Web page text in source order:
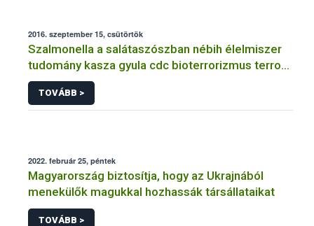
2016. szeptember 15, csütörtök
Szalmonella a salátaszószban nébih élelmiszer
tudomány kasza gyula cdc bioterrorizmus terror
lépfene
TOVÁBB >
2022. február 25, péntek
Magyarország biztosítja, hogy az Ukrajnából
menekülők magukkal hozhassák társállataikat
TOVÁBB >